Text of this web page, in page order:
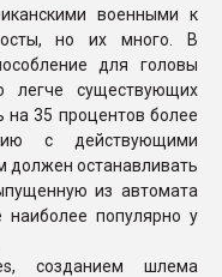
военными к
но их много. В
для головы
легче существующих
на 35 процентов более
с действующими
должен останавливать
из автомата
популярно у
созданием шлема